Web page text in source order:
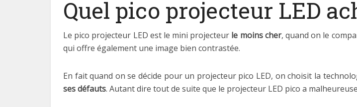
Quel pico projecteur LED
Le pico projecteur LED est le mini projecteur le moins cher, quand on le
qui offre également une image bien contrastée.
En fait quand on se décide pour un projecteur pico LED, on choisit la
ses défauts. Autant dire tout de suite que le projecteur LED pico a